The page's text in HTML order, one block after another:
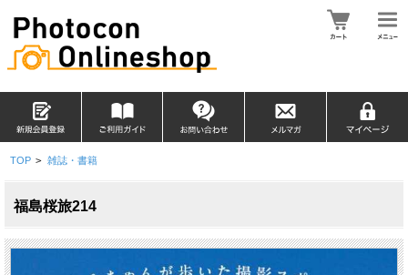
TOP > 雑誌・書籍
福島桜旅214